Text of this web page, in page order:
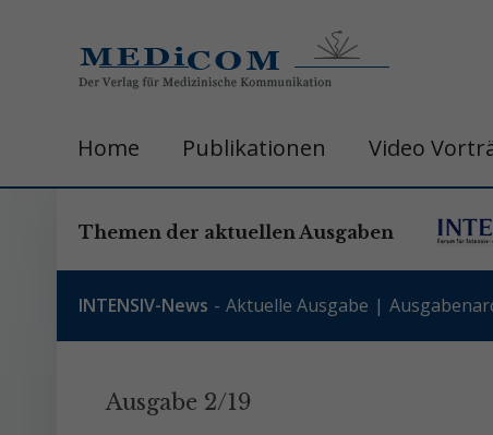
Home Publikationen Video
Themen der aktuellen Ausgaben
INTENSIV-News Aktuelle Ausgabe
Ausgabe 2/19